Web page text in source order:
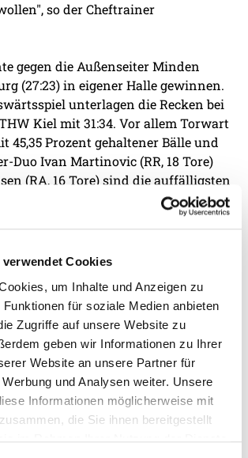
verwendet Cookies
um Inhalte und Anzeigen zu
für soziale Medien anbieten
Zugriffe auf unsere Website zu
geben wir Informationen zu Ihrer
Website an unsere Partner für
und Analysen weiter. Unsere
Informationen möglicherweise mit
die Sie ihnen bereitgestellt
so der Cheftrainer
gegen die Außenseiter Minden
(27:23) in eigener Halle gewinnen.
unterlagen die Recken bei
Kiel mit 31:34. Vor allem Torwart
45,35 Prozent gehaltener Bälle und
Duo Ivan Martinovic (RR, 18 Tore)
(RA, 16 Tore) sind die auffälligsten
Co-Trainer Iker Romero dagegen ist
noch aus vergangenen Tagen sehr
Cup 2015.